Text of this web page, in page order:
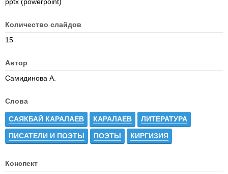
Количество слайдов
15
Автор
Самидинова А.
Слова
САЯКБАЙ КАРАЛАЕВ КАРАЛАЕВ ЛИТЕРАТУРА
ПИСАТЕЛИ И ПОЭТЫ ПОЭТЫ КИРГИЗИЯ
Конспект